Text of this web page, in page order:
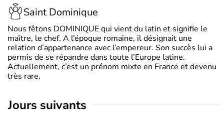
Saint Dominique
Nous fêtons DOMINIQUE qui vient du latin et signifie le
maître, le chef. A l’époque romaine, il désignait une
relation d’appartenance avec l’empereur. Son succès lui a
permis de se répandre dans toute l’Europe latine.
Actuellement, c’est un prénom mixte en France et devenu
très rare.
jours suivants